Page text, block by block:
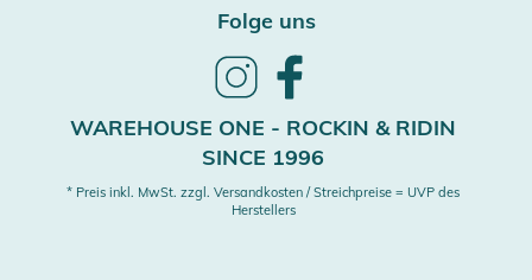
Folge uns
Follow
InstagramFacebook
WAREHOUSE ONE - ROCKIN & RIDIN
SINCE 1996
* Preis inkl. MwSt. zzgl. Versandkosten / Streichpreise = UVP des
Herstellers